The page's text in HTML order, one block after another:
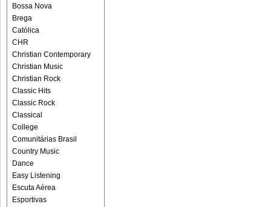
Bossa Nova
Brega
Católica
CHR
Christian Contemporary
Christian Music
Christian Rock
Classic Hits
Classic Rock
Classical
College
Comunitárias Brasil
Country Music
Dance
Easy Listening
Escuta Aérea
Esportivas